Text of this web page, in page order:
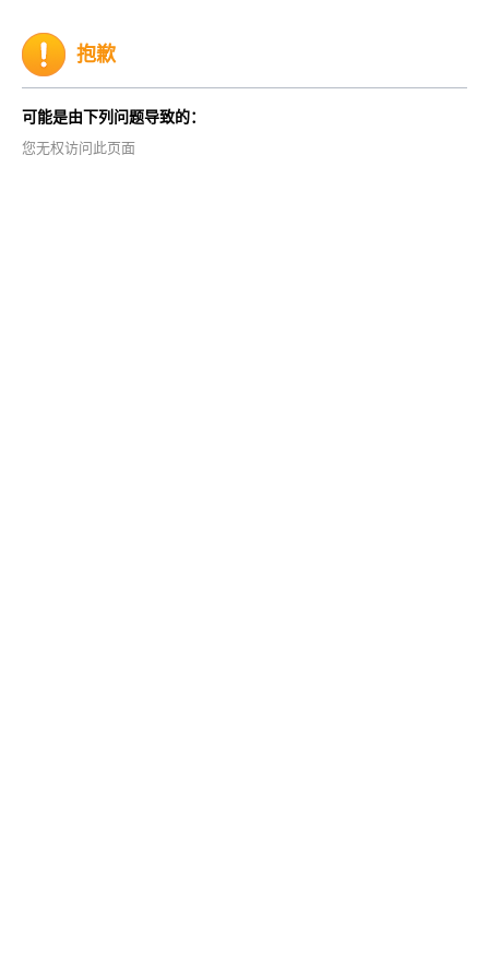
抱歉
可能是由下列问题导致的：
您无权访问此页面